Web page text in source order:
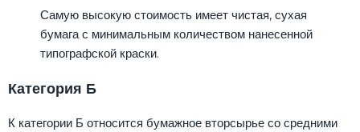
Самую высокую стоимость имеет чистая, сухая
бумага с минимальным количеством нанесенной
типографской краски.
Категория Б
К категории Б относится бумажное вторсырье со средними